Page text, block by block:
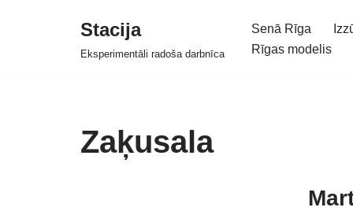
Stacija
Eksperimentāli radoša darbnīca
Senā Rīga
Rīgas modelis
Zaķusala